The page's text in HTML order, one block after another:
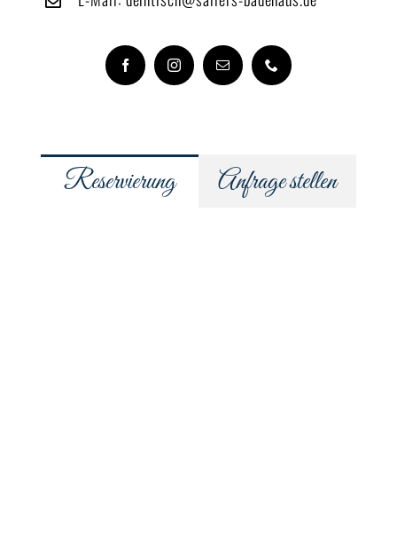
Reservierung Anfrage stellen